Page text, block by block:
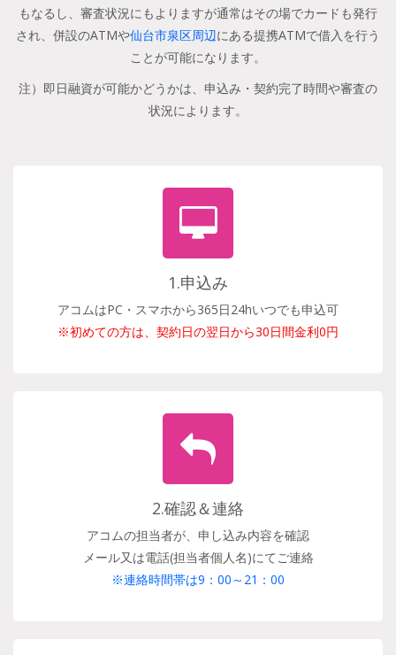
もなるし、審査状況にもよりますが通常はその場でカードも発行
され、併設のATMや仙台市泉区周辺にある提携ATMで借入を行う
ことが可能になります。
注）即日融資が可能かどうかは、申込み・契約完了時間や審査の
状況によります。
1.申込み
アコムはPC・スマホから365日24hいつでも申込可
※初めての方は、契約日の翌日から30日間金利0円
2.確認＆連絡
アコムの担当者が、申し込み内容を確認
メール又は電話(担当者個人名)にてご連絡
※連絡時間帯は9：00～21：00